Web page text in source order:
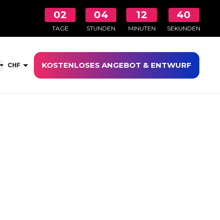
02
TAGE
04
STUNDEN
12
MINUTEN
39
SEKUNDEN
öffnen
CHF KOSTENLOSES ANGEBOT & ENTWURF